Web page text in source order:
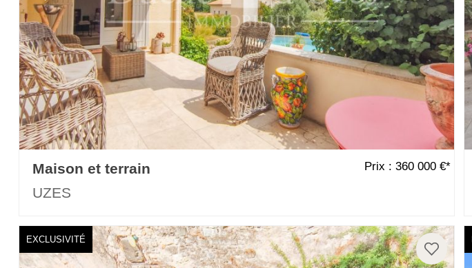
Maison et terrain
UZES
Prix : 360 000 €*
EXCLUSIVITÉ